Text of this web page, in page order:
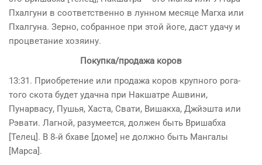
Пхалгуни в соответственно в лунном месяце Магха или
Пхалгуна. Зерно, собранное при этой йоге, даст удачу и
процветание хозяину.
Покупка/продажа коров
13:31. Приобретение или продажа коров крупного рога­
того скота будет удачна при Накшатре Ашвини,
Пунарвасу, Пушья, Хаста, Свати, Вишакха, Джйэшта или
Рэвати. Лагной, разумеется, должен быть Вришабха
[Телец]. В 8‑й бхаве [доме] не должно быть Мангалы
[Марса].